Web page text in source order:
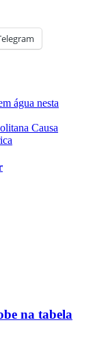
água nesta
Causa
na tabela